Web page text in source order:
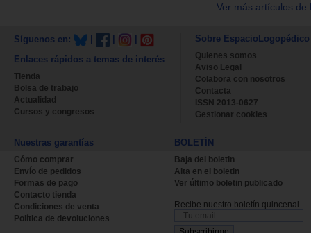
Ver más artículos
Síguenos en:
Enlaces rápidos a temas de interés
Tienda
Bolsa de trabajo
Actualidad
Cursos y congresos
Sobre EspacioLogopédico
Quienes somos
Aviso Legal
Colabora con nosotros
Contacta
ISSN 2013-0627
Gestionar cookies
Nuestras garantías
Cómo comprar
Envío de pedidos
Formas de pago
Contacto tienda
Condiciones de venta
Política de devoluciones
BOLETÍN
Baja del boletin
Alta en el boletin
Ver último boletin publicado
Recibe nuestro boletín quincenal.